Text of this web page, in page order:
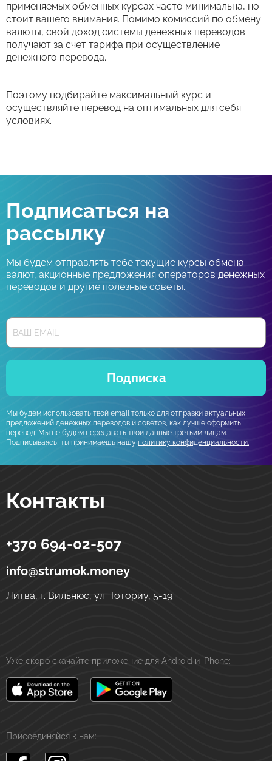
применяемых обменных курсах часто минимальна, но
стоит вашего внимания. Помимо комиссий по обмену
валюты, свой доход системы денежных переводов
получают за счет тарифа при осуществление
денежного перевода.
Поэтому подбирайте максимальный курс и
осуществляйте перевод на оптимальных для себя
условиях.
Подписаться на
рассылку
Мы будем отправлять тебе текущие курсы обмена
валют, акционные предложения операторов денежных
переводов и другие полезные советы.
Подписка
Мы будем использовать твой email только для отправки актуальных
предложений денежных переводов и советов, как лучше оформить
перевод. Мы не будем передавать твои данные третьим лицам.
Подписываясь, ты принимаешь нашу политику конфиденциальности.
Контакты
Strumok
Денежные переводы в Украине
ул. Тоториу, 5-19
+370 694-02-507
info@strumok.money
Литва, г. Вильнюс, ул. Тоториу, 5-19
Уже скоро скачайте приложение для Android и iPhone:
Присоединяйся к нам: